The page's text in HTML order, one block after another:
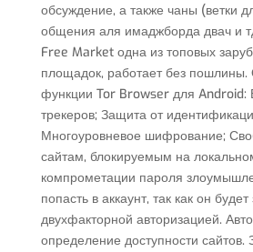
обсуждение, а также чаны (ветки
общения аля имаджборда двач и
Free Market одна из топовых
площадок, работает без
функции Tor Browser для Android:
трекеров; Защита от
Многоуровневое шифрование;
сайтам, блокируемым на
компрометации пароля
попасть в аккаунт, так как он
двухфакторной авторизацией.
определение доступности сайтов.